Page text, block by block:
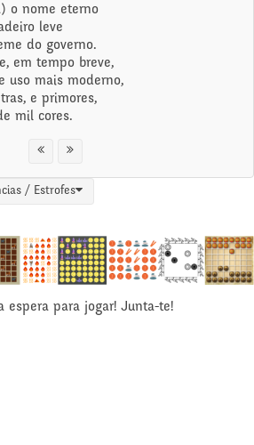
o nome eterno
leve
do governo.
em tempo breve,
uso mais moderno,
e primores,
mil cores.
/ Estrofes
espera para jogar! Junta-te!